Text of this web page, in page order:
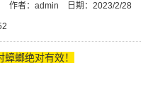
作者：admin 日期：2023/2/28
螂绝对有效！